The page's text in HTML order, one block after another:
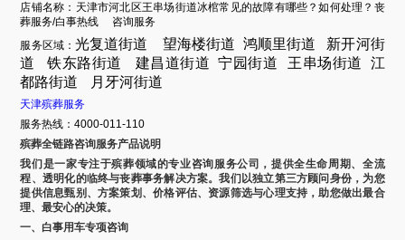
店铺名称：天津市河北区王串场街道冰棺常见的故障有哪些？如何处理？丧
葬服务/白事热线 咨询服务
服务区域： 光复道街道 望海楼街道 鸿顺里街道
新开河街
道
铁东路街道 建昌道街道 宁园街道 王串场街道
江
都路街道
月牙河街道
天津殡葬服务
服务热线：4000-011-110
殡葬全链路咨询服务产品说明
我们是一家专注于殡葬领域的专业咨询服务公司，提供全生命周期、全流
程、透明化的临终与丧葬事务解决方案。我们以独立第三方顾问身份，为您
提供信息甄别、方案策划、价格评估、资源筛选与心理支持，助您做出最合
理、最安心的决策。
一、白事用车专项咨询